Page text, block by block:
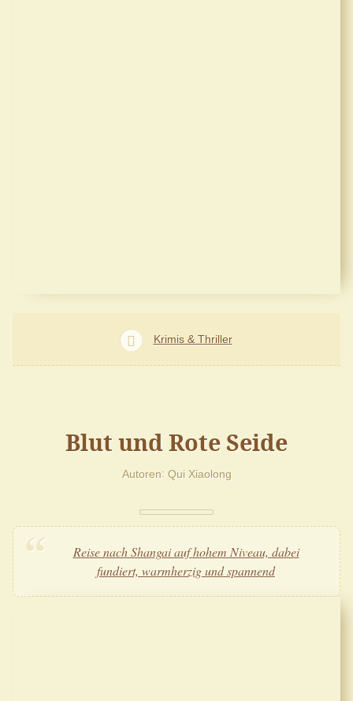
Krimis & Thriller
Blut und Rote Seide
Autoren Qui Xiaolong
Reise nach Shangai auf hohem Niveau, dabei
fundiert, warmherzig und spannend